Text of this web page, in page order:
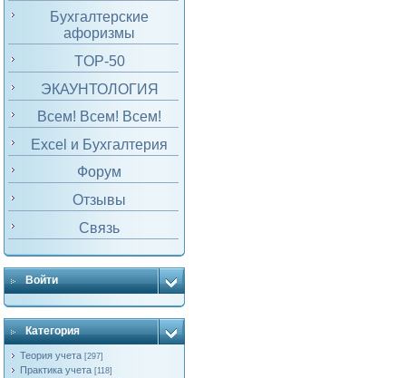
Бухгалтерские
афоризмы
TOP-50
ЭКАУНТОЛОГИЯ
Всем! Всем! Всем!
Excel и Бухгалтерия
Форум
Отзывы
Связь
Войти
Категория
Теория учета [297]
Практика учета [118]